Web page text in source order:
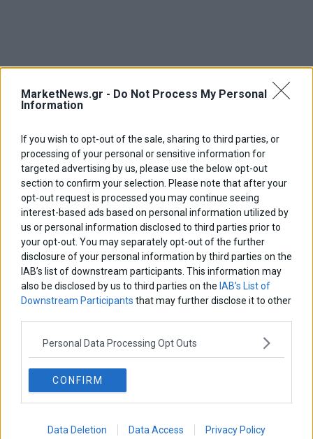
MarketNews.gr - Do Not Process My Personal
Information
If you wish to opt-out of the sale, sharing to third parties, or
processing of your personal or sensitive information for
targeted advertising by us, please use the below opt-out
section to confirm your selection. Please note that after your
opt-out request is processed you may continue seeing
interest-based ads based on personal information utilized by
us or personal information disclosed to third parties prior to
your opt-out. You may separately opt-out of the further
disclosure of your personal information by third parties on the
IAB’s list of downstream participants. This information may
also be disclosed by us to third parties on the IAB’s List of
Downstream Participants that may further disclose it to other
Personal Data Processing Opt Outs
CONFIRM
Data Deletion Data Access Privacy Policy
ΑΡΘΡΟΓΡΑΦΟΙ
Ελευθερία Κούρταλη
Οι «τιμωροί» των ομολόγων επέστρεψαν
Εύη Φραγκάκη
Σταματίνα Σταματάκου